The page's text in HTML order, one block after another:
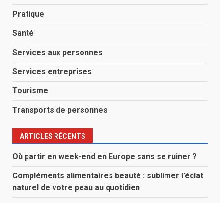
Pratique
Santé
Services aux personnes
Services entreprises
Tourisme
Transports de personnes
ARTICLES RÉCENTS
Où partir en week-end en Europe sans se ruiner ?
Compléments alimentaires beauté : sublimer l’éclat
naturel de votre peau au quotidien